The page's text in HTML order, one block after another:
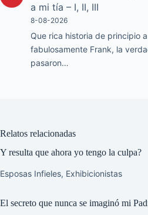
a mi tía – I, II, III
8-08-2026
Que rica historia de principio
fabulosamente Frank, la
pasaron…
Relatos relacionadas
Y resulta que ahora yo tengo la culpa?
Esposas Infieles, Exhibicionistas
El secreto que nunca se imaginó mi